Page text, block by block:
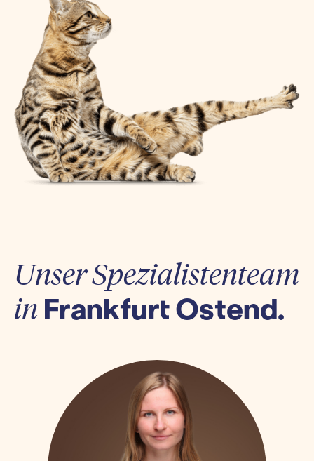
Unser Spezialistenteam
in Frankfurt Ostend.